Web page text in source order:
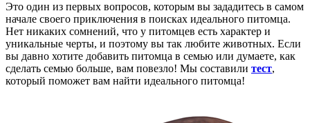
Это один из первых вопросов, которым вы зададитесь в самом
начале своего приключения в поисках идеального питомца.
Нет никаких сомнений, что у питомцев есть характер и
уникальные черты, и поэтому вы так любите животных. Если
вы давно хотите добавить питомца в семью или думаете, как
сделать семью больше, вам повезло! Мы составили тест,
который поможет вам найти идеального питомца!